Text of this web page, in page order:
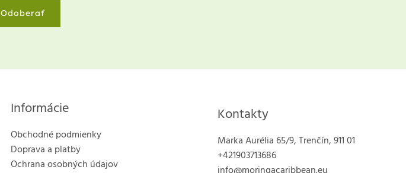
Odoberať
Informácie
Obchodné podmienky
Doprava a platby
Ochrana osobných údajov
Kontakty
Marka Aurélia 65/9, Trenčín, 911 01
+421903713686